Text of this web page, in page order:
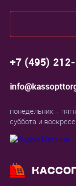
+7 (495)
понедельник –
суббота и